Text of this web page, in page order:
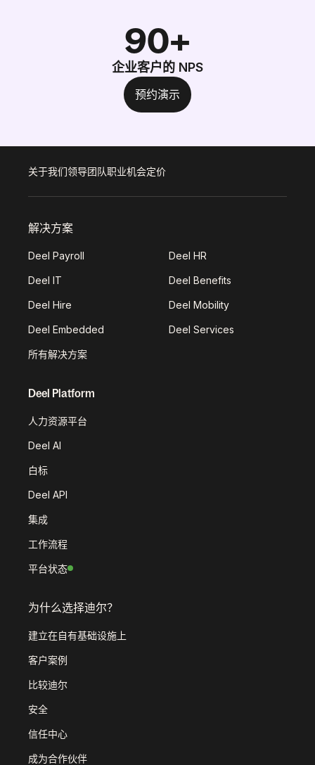
90+
企业客户的 NPS
预约演示
关于我们领导团队职业机会定价
解决方案
Deel Payroll Deel HR
Deel IT Deel Benefits
Deel Hire Deel Mobility
Deel Embedded Deel Services
所有解决方案
Deel Platform
人力资源平台
Deel AI
白标
Deel API
集成
工作流程
平台状态
为什么选择迪尔？
建立在自有基础设施上
客户案例
比较迪尔
安全
信任中心
成为合作伙伴